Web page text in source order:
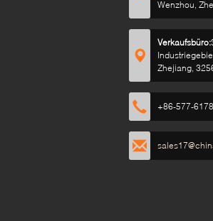
Wenzhou,
Verkaufsbüro:
Zhejiang,
+86-577-